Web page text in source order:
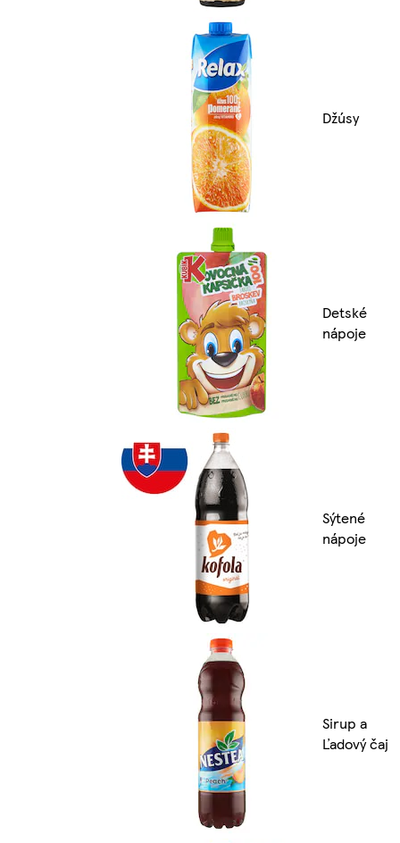
Džúsy
Detské
nápoje
Sýtené
nápoje
Sirup a
Ľadový čaj